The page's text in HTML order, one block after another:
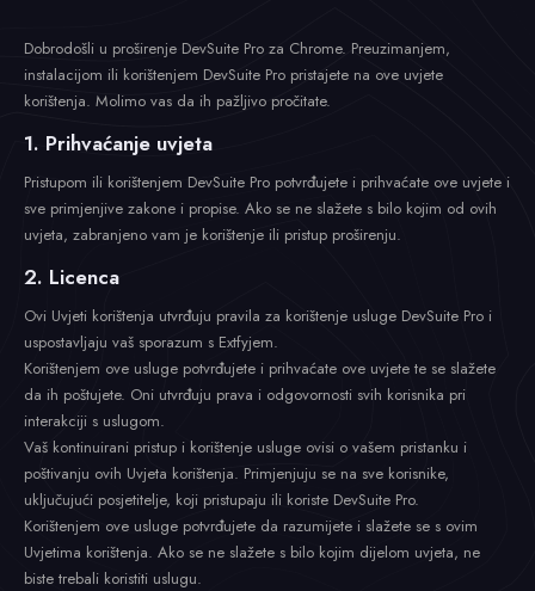
Dobrodošli u proširenje DevSuite Pro za Chrome. Preuzimanjem,
instalacijom ili korištenjem DevSuite Pro pristajete na ove uvjete
korištenja. Molimo vas da ih pažljivo pročitate.
1. Prihvaćanje uvjeta
Pristupom ili korištenjem DevSuite Pro potvrđujete i prihvaćate ove uvjete i
sve primjenjive zakone i propise. Ako se ne slažete s bilo kojim od ovih
uvjeta, zabranjeno vam je korištenje ili pristup proširenju.
2. Licenca
Ovi Uvjeti korištenja utvrđuju pravila za korištenje usluge DevSuite Pro i
uspostavljaju vaš sporazum s Extfyjem.
Korištenjem ove usluge potvrđujete i prihvaćate ove uvjete te se slažete
da ih poštujete. Oni utvrđuju prava i odgovornosti svih korisnika pri
interakciji s uslugom.
Vaš kontinuirani pristup i korištenje usluge ovisi o vašem pristanku i
poštivanju ovih Uvjeta korištenja. Primjenjuju se na sve korisnike,
uključujući posjetitelje, koji pristupaju ili koriste DevSuite Pro.
Korištenjem ove usluge potvrđujete da razumijete i slažete se s ovim
Uvjetima korištenja. Ako se ne slažete s bilo kojim dijelom uvjeta, ne
biste trebali koristiti uslugu.